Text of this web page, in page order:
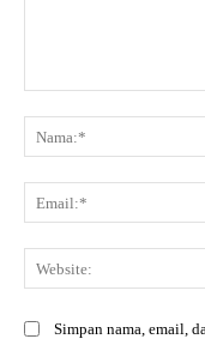
Simpan nama, email,